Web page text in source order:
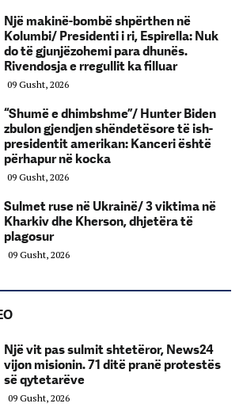
Një makinë-bombë shpërthen në
Kolumbi/ Presidenti i ri, Espirella: Nuk
do të gjunjëzohemi para dhunës.
Rivendosja e rregullit ka filluar
09 Gusht, 2026
“Shumë e dhimbshme”/ Hunter Biden
zbulon gjendjen shëndetësore të ish-
presidentit amerikan: Kanceri është
përhapur në kocka
09 Gusht, 2026
Sulmet ruse në Ukrainë/ 3 viktima në
Kharkiv dhe Kherson, dhjetëra të
plagosur
09 Gusht, 2026
Një vit pas sulmit shtetëror, News24
vijon misionin. 71 ditë pranë protestës
së qytetarëve
09 Gusht, 2026